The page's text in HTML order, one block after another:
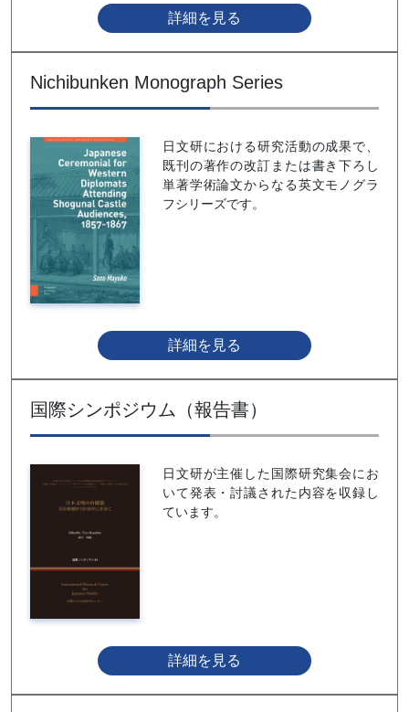
詳細を見る
Nichibunken Monograph Series
日文研における研究活動の成果で、
既刊の著作の改訂または書き下ろし
単著学術論文からなる英文モノグラ
フシリーズです。
詳細を見る
国際シンポジウム（報告書）
日文研が主催した国際研究集会にお
いて発表・討議された内容を収録し
ています。
詳細を見る